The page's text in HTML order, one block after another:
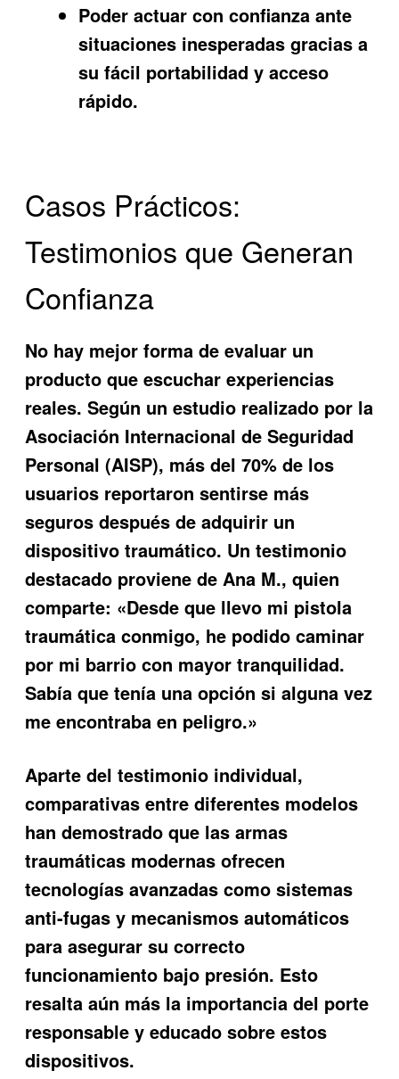
Poder actuar con confianza ante
situaciones inesperadas gracias a
su fácil portabilidad y acceso
rápido.
Casos Prácticos:
Testimonios que Generan
Confianza
No hay mejor forma de evaluar un
producto que escuchar experiencias
reales. Según un estudio realizado por la
Asociación Internacional de Seguridad
Personal (AISP), más del 70% de los
usuarios reportaron sentirse más
seguros después de adquirir un
dispositivo traumático. Un testimonio
destacado proviene de Ana M., quien
comparte: «Desde que llevo mi pistola
traumática conmigo, he podido caminar
por mi barrio con mayor tranquilidad.
Sabía que tenía una opción si alguna vez
me encontraba en peligro.»
Aparte del testimonio individual,
comparativas entre diferentes modelos
han demostrado que las armas
traumáticas modernas ofrecen
tecnologías avanzadas como sistemas
anti-fugas y mecanismos automáticos
para asegurar su correcto
funcionamiento bajo presión. Esto
resalta aún más la importancia del porte
responsable y educado sobre estos
dispositivos.